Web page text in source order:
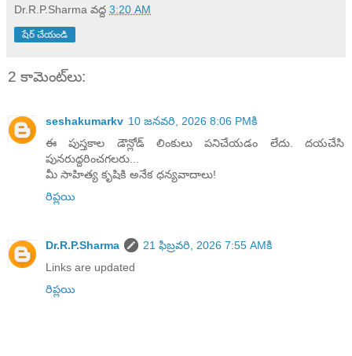
Dr.R.P.Sharma వద్ద 3:20 AM
షేర్ చేయండి
2 కామెంట్‌లు:
seshakumarkv 10 జనవరి, 2026 8:06 PMకి
ఈ పుస్తకాల డౌన్లోడ్ లింకులు పనిచేయడం లేదు. దయచేసి
పునరుద్దరించగలరు...
మీ సాహిత్య కృషికి అనేక ధన్యవాదాలు!
రిప్లయి
Dr.R.P.Sharma
21 ఫిబ్రవరి, 2026 7:55 AMకి
Links are updated
రిప్లయి